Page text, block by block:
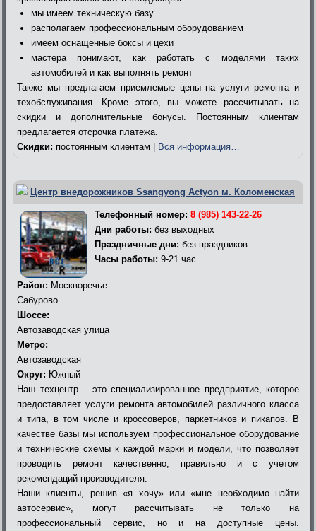
мы имеем техническую базу
располагаем профессиональным оборудованием
имеем оснащенные боксы и цехи
мастера понимают, как работать с моделями таких
автомобилей и как выполнять ремонт
Также мы предлагаем приемлемые цены на услуги ремонта и
техобслуживания. Кроме этого, вы можете рассчитывать на
скидки и дополнительные бонусы. Постоянным клиентам
предлагается отсрочка платежа.
Скидки: постоянным клиентам | Вся информация…
Центр внедорожников Ssangyong Actyon м. Коломенская
Телефонный номер: 8 (985) 143-22-26
Дни работы: без выходных
Праздничные дни: без праздников
Часы работы: 9-21 час.
Район: Москворечье-
Сабурово
Шоссе:
Автозаводская улица
Метро:
Автозаводская
Округ: Южный
Наш техцентр – это специализированное предприятие, которое
предоставляет услуги ремонта автомобилей различного класса
и типа, в том числе и кроссоверов, паркетников и пикапов. В
качестве базы мы используем профессиональное оборудование
и технические схемы к каждой марки и модели, что позволяет
проводить ремонт качественно, правильно и с учетом
рекомендаций производителя.
Наши клиенты, решив «я хочу» или «мне необходимо найти
автосервис», могут рассчитывать не только на
профессиональный сервис, но и на доступные цены.